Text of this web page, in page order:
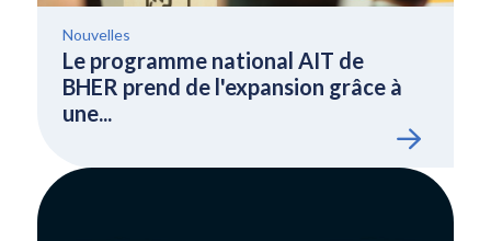
Nouvelles
Le programme national AIT de
BHER prend de l'expansion grâce à
une...